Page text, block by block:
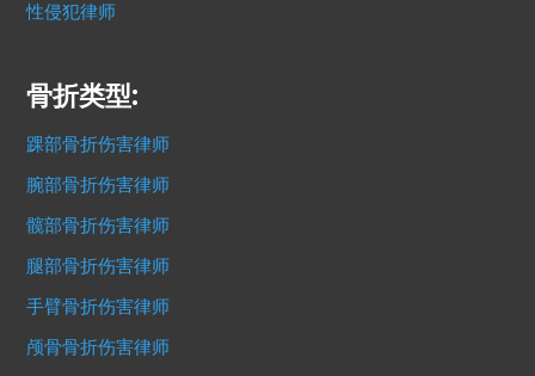
性侵犯律师
骨折类型:
踝部骨折伤害律师
腕部骨折伤害律师
髋部骨折伤害律师
腿部骨折伤害律师
手臂骨折伤害律师
颅骨骨折伤害律师